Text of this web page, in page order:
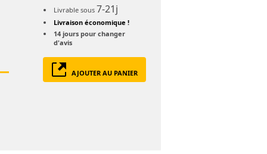
Livrable sous 7-21j
Livraison économique !
14 jours pour changer
d'avis
AJOUTER AU PANIER